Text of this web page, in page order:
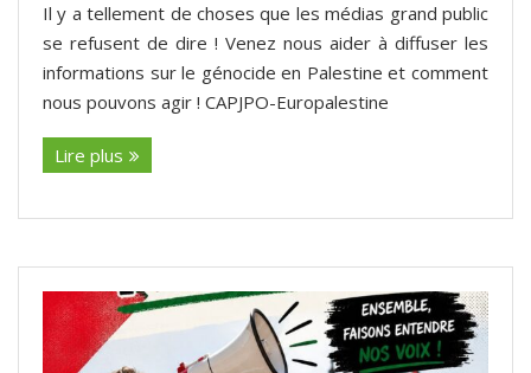
Il y a tellement de choses que les médias grand public
se refusent de dire ! Venez nous aider à diffuser les
informations sur le génocide en Palestine et comment
nous pouvons agir ! CAPJPO-Europalestine
Lire plus